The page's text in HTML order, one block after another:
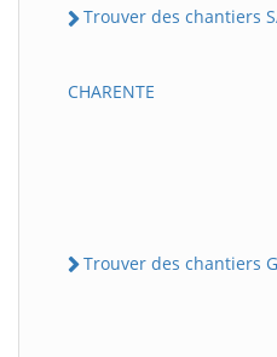
Trouver des chantiers
CHARENTE
Trouver des chantiers